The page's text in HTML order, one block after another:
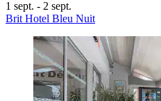
1 sept. - 2 sept.
Brit Hotel Bleu Nuit